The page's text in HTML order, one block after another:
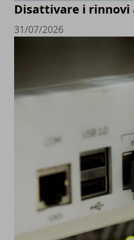
Disattivare i
31/07/2026